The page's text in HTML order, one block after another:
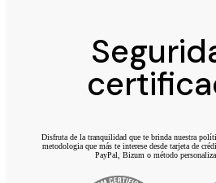
Disfruta de la tranquilidad que te brinda nuestra
metodologia que más te interese desde tarjeta de
PayPal, Bizum o método